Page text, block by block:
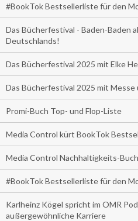
#BookTok Bestsellerliste für den
Das Bücherfestival - Baden-Baden
Deutschlands!
Das Bücherfestival 2025 mit Elke
Das Bücherfestival 2025 mit
Promi-Buch Top- und Flop-Liste
Media Control kürt BookTok
Media Control Nachhaltigkeits-
#BookTok Bestsellerliste für den
Karlheinz Kögel spricht im OMR
außergewöhnliche Karriere